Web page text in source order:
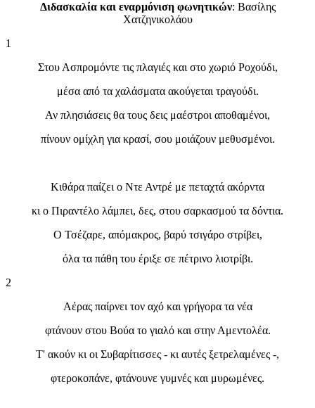
Διδασκαλία και εναρμόνιση φωνητικών: Βασίλης
Χατζηνικολάου
1
Στου Ασπρομόντε τις πλαγιές και στο χωριό Ροχούδι,
μέσα από τα χαλάσματα ακούγεται τραγούδι.
Αν πλησιάσεις θα τους δεις μαέστροι αποθαμένοι,
πίνουν ομίχλη για κρασί, σου μοιάζουν μεθυσμένοι.
Κιθάρα παίζει ο Ντε Αντρέ με πεταχτά ακόρντα
κι ο Πιραντέλο λάμπει, δες, στου σαρκασμού τα δόντια.
Ο Τσέζαρε, απόμακρος, βαρύ τσιγάρο στρίβει,
όλα τα πάθη του έριξε σε πέτρινο λιοτρίβι.
2
Αέρας παίρνει τον αχό και γρήγορα τα νέα
φτάνουν στου Βούα το γιαλό και στην Αμεντολέα.
Τ' ακούν κι οι Συβαρίτισσες - κι αυτές ξετρελαμένες -,
φτεροκοπάνε, φτάνουνε γυμνές και μυρωμένες.